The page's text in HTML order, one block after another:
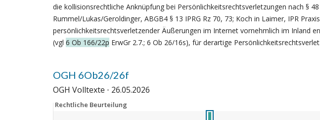
die kollisionsrechtliche Anknüpfung bei Persönlichkeitsrechtsverletzungen nach §
Rummel/Lukas/Geroldinger, ABGB4 § 13 IPRG Rz 70, 73; Koch in Laimer, IPR
persönlichkeitsrechtsverletzender Äußerungen im Internet vornehmlich im Inland
(vgl 6 Ob 166/22p ErwGr 2.7.; 6 Ob 26/16s), für derartige
OGH 6Ob26/26f
OGH Volltexte 26.05.2026
Rechtliche Beurteilung